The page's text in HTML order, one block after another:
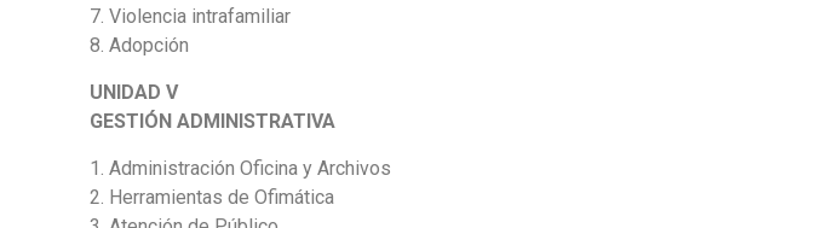
7. Violencia intrafamiliar
8. Adopción
UNIDAD V
GESTIÓN ADMINISTRATIVA
1. Administración Oficina y Archivos
2. Herramientas de Ofimática